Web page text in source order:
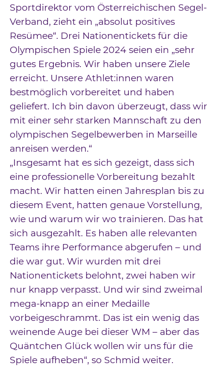
Sportdirektor vom Österreichischen Segel-
Verband, zieht ein „absolut positives
Resümee“. Drei Nationentickets für die
Olympischen Spiele 2024 seien ein „sehr
gutes Ergebnis. Wir haben unsere Ziele
erreicht. Unsere Athlet:innen waren
bestmöglich vorbereitet und haben
geliefert. Ich bin davon überzeugt, dass wir
mit einer sehr starken Mannschaft zu den
olympischen Segelbewerben in Marseille
anreisen werden.“
„Insgesamt hat es sich gezeigt, dass sich
eine professionelle Vorbereitung bezahlt
macht. Wir hatten einen Jahresplan bis zu
diesem Event, hatten genaue Vorstellung,
wie und warum wir wo trainieren. Das hat
sich ausgezahlt. Es haben alle relevanten
Teams ihre Performance abgerufen – und
die war gut. Wir wurden mit drei
Nationentickets belohnt, zwei haben wir
nur knapp verpasst. Und wir sind zweimal
mega-knapp an einer Medaille
vorbeigeschrammt. Das ist ein wenig das
weinende Auge bei dieser WM – aber das
Quäntchen Glück wollen wir uns für die
Spiele aufheben“, so Schmid weiter.